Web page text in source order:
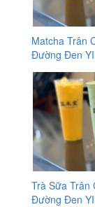
Matcha Trân
Đường Đen
Trà Sữa Trân
Đường Đen